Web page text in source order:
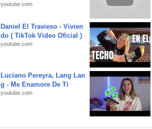
youtube.com
Daniel El Travieso - Vivien
do ( TikTok Video Oficial )
youtube.com
Luciano Pereyra, Lang Lan
g - Me Enamore De Ti
youtube.com